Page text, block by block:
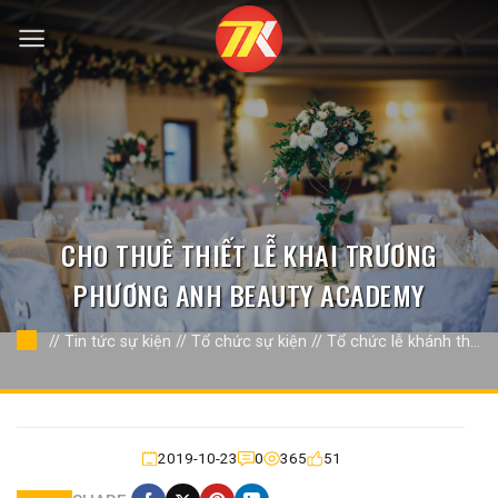
qua
nội
dung
CHO THUÊ THIẾT LỄ KHAI TRƯƠNG
PHƯƠNG ANH BEAUTY ACADEMY
// Tin tức sự kiện // Tổ chức sự kiện // Tổ chức lễ khánh thành
2019-10-23 0 365 51